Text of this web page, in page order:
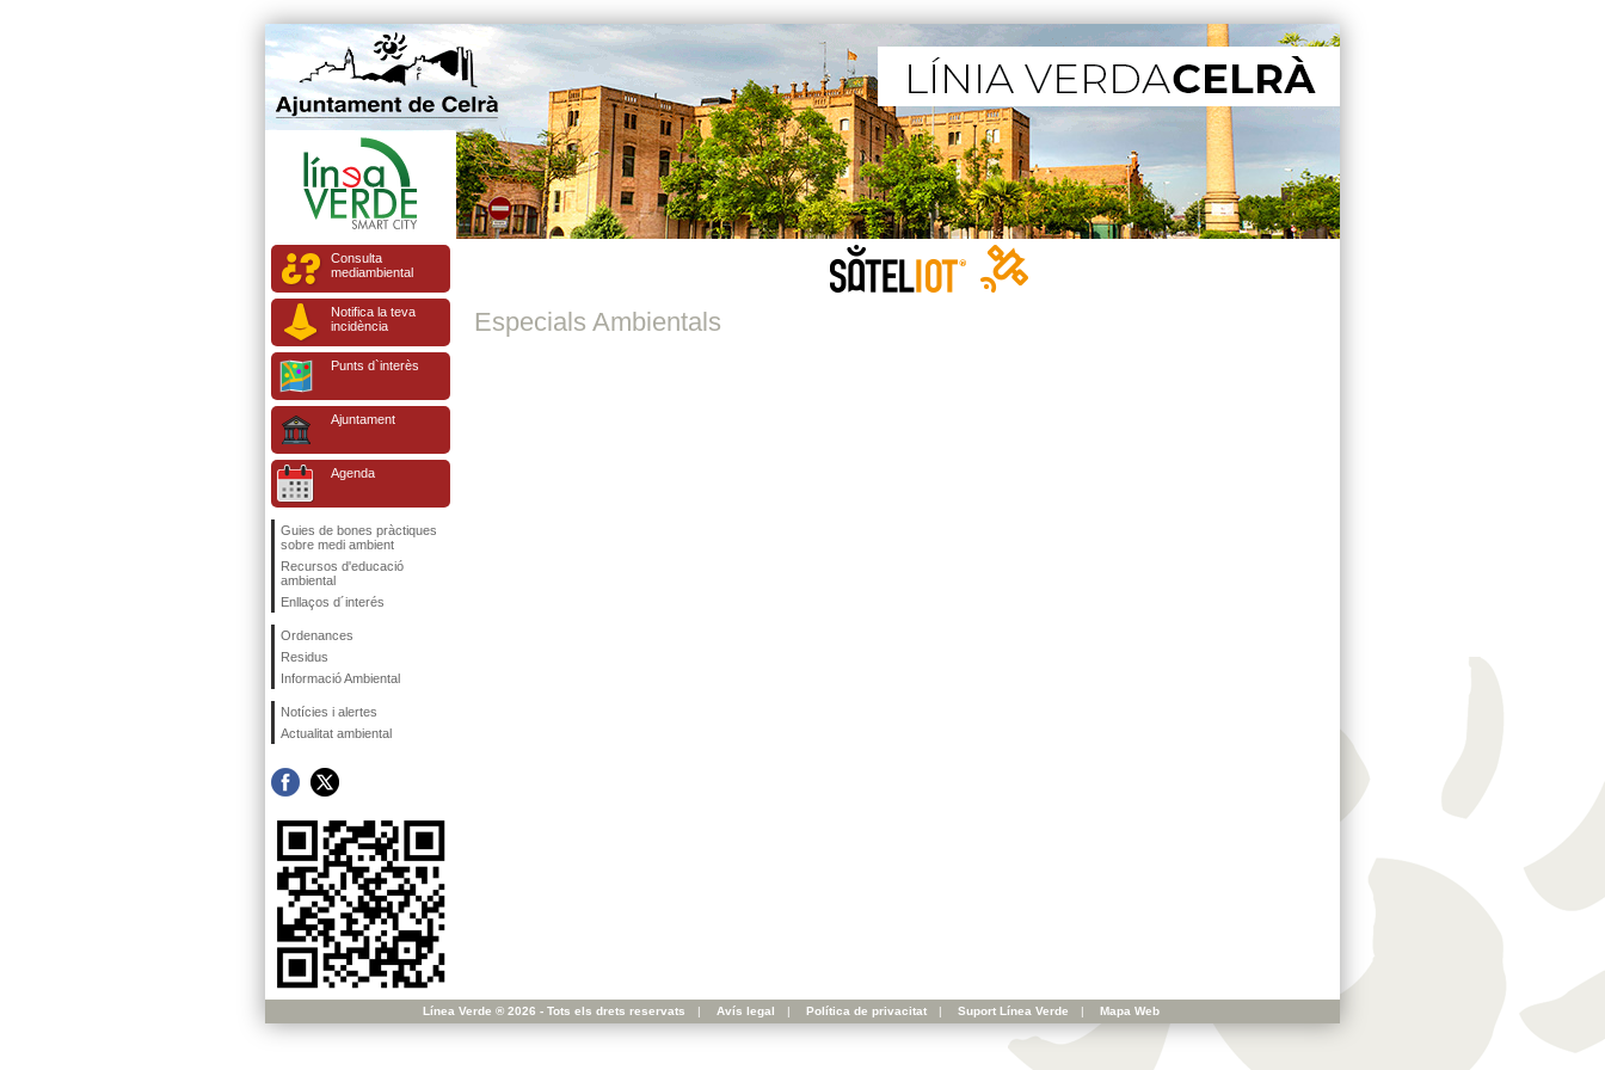
Consulta
mediambiental
Notifica la teva
incidència
Punts d`interès
Ajuntament
Agenda
Guies de bones pràctiques
sobre medi ambient
Recursos d'educació
ambiental
Enllaços d´interés
Ordenances
Residus
Informació Ambiental
Notícies i alertes
Actualitat ambiental
Especials Ambientals
Línea Verde ® 2026 - Tots els drets reservats | Avís legal | Política de privacitat | Suport Línea Verde | Mapa Web